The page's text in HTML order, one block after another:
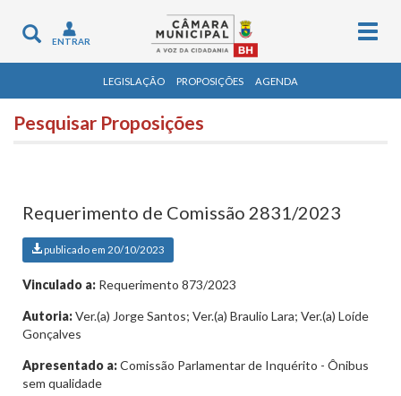
Toggle
navigation
ENTRAR
LEGISLAÇÃO PROPOSIÇÕES AGENDA
Pesquisar Proposições
Requerimento de Comissão 2831/2023
publicado em 20/10/2023
Vinculado a: Requerimento 873/2023
Autoria:Ver.(a) Jorge Santos; Ver.(a) Braulio Lara; Ver.(a) Loíde
Gonçalves
Apresentado a:Comissão Parlamentar de Inquérito - Ônibus
sem qualidade